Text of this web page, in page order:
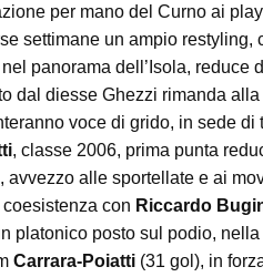
per mano del Curno ai
settimane un ampio restyling,
panorama dell’Isola, reduce
dal diesse Ghezzi rimanda alla
voce di grido, in sede di
, classe 2006, prima punta
alle sportellate e ai
con Riccardo
platonico posto sul podio,
Carrara-Poiatti (31 gol), in